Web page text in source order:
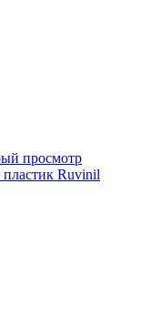
просмотр
Ruvinil